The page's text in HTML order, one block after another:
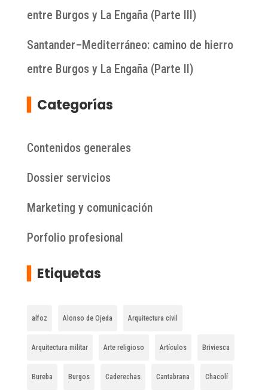
entre Burgos y La Engaña (Parte III)
Santander–Mediterráneo: camino de hierro
entre Burgos y La Engaña (Parte II)
Categorías
Contenidos generales
Dossier servicios
Marketing y comunicación
Porfolio profesional
Etiquetas
alfoz Alonso de Ojeda Arquitectura civil
Arquitectura militar Arte religioso Artículos Briviesca
Bureba Burgos Caderechas Cantabrana Chacolí